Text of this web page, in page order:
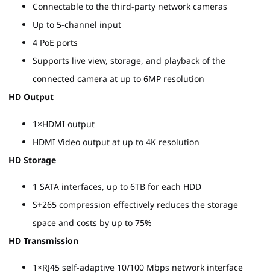
Connectable to the third-party network cameras
Up to 5-channel input
4 PoE ports
Supports live view, storage, and playback of the
connected camera at up to 6MP resolution
HD Output
1×HDMI output
HDMI Video output at up to 4K resolution
HD Storage
1 SATA interfaces, up to 6TB for each HDD
S+265 compression effectively reduces the storage
space and costs by up to 75%
HD Transmission
1×RJ45 self-adaptive 10/100 Mbps network interface